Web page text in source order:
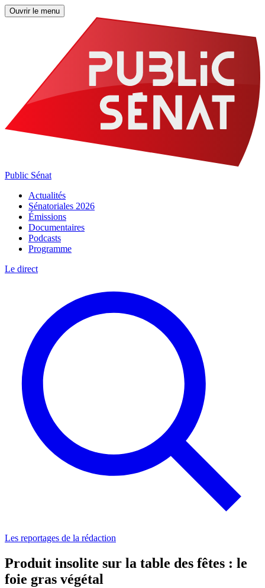
Ouvrir le menu
Public Sénat
Actualités
Sénatoriales 2026
Émissions
Documentaires
Podcasts
Programme
Le direct
Les reportages de la rédaction
Produit insolite sur la table des fêtes : le
foie gras végétal